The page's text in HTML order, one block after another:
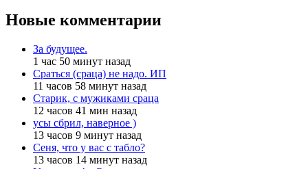
Новые комментарии
За будущее.
1 час 50 минут назад
Сраться (сраца) не надо. ИП
11 часов 58 минут назад
Старик, с мужиками сраца
12 часов 41 мин назад
усы сбрил, наверное )
13 часов 9 минут назад
Сеня, что у вас с табло?
13 часов 14 минут назад